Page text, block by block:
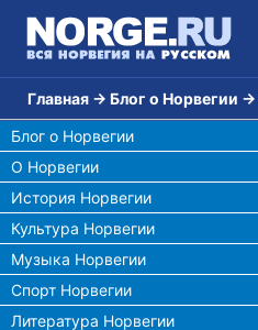
Главная → Блог о Норвегии →
Блог о Норвегии
О Норвегии
История Норвегии
Культура Норвегии
Музыка Норвегии
Спорт Норвегии
Литература Норвегии